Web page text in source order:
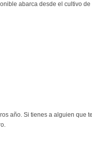
abarca desde el cultivo de
año. Si tienes a alguien que